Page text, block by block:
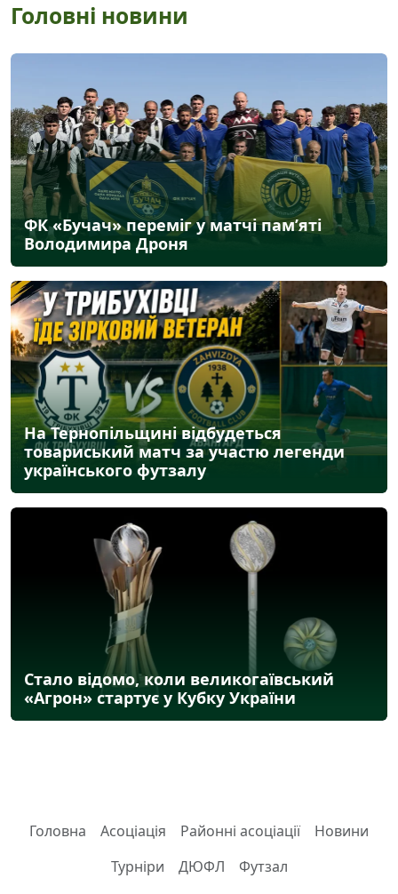
Головні новини
ФК «Бучач» переміг у матчі пам’яті
Володимира Дроня
На Тернопільщині відбудеться
товариський матч за участю легенди
українського футзалу
Стало відомо, коли великогаївський
«Агрон» стартує у Кубку України
Головна Асоціація Районні асоціації
Новини
Турніри
ДЮФЛ Футзал